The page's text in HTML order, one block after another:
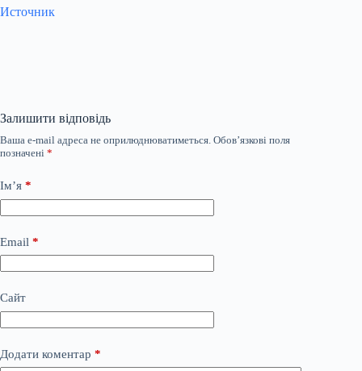
Источник
Залишити відповідь
Ваша e-mail адреса не оприлюднюватиметься. Обов’язкові поля
позначені *
Ім’я *
Email *
Сайт
Додати коментар *